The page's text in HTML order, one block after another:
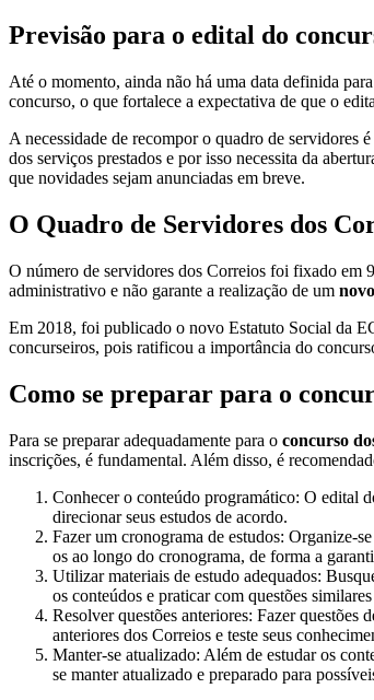
Previsão para o edital do
Até o momento, ainda não há uma data definida
concurso, o que fortalece a expectativa de que o
A necessidade de recompor o quadro de servidores
dos serviços prestados e por isso necessita da
que novidades sejam anunciadas em breve.
O Quadro de Servidores dos
O número de servidores dos Correios foi fixado em
administrativo e não garante a realização de um
Em 2018, foi publicado o novo Estatuto Social da
concurseiros, pois ratificou a importância do
Como se preparar para o
Para se preparar adequadamente para o concurso
inscrições, é fundamental. Além disso, é
Conhecer o conteúdo programático: O edital
direcionar seus estudos de acordo.
Fazer um cronograma de estudos: Organize-
os ao longo do cronograma, de forma a
Utilizar materiais de estudo adequados:
os conteúdos e praticar com questões
Resolver questões anteriores: Fazer questões
anteriores dos Correios e teste seus
Manter-se atualizado: Além de estudar os
se manter atualizado e preparado para